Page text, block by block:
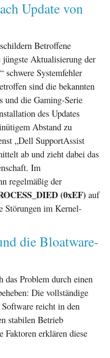
Update von
Betroffene
jüngste Aktualisierung der
schwere Systemfehler
sind die bekannten
und die Gaming-Serie
des Updates
Abstand zu
„Dell SupportAssist
ab und zieht dabei das
Im
regelmäßig der
(0xEF)auf
Störungen im Kernel-
die Bloatware-
das Problem durch einen
Die vollständige
reicht in den
stabilen Betrieb
Faktoren erklären diese